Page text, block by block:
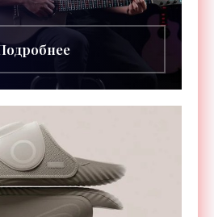
встроенная RGB-подсветка
Светодиоды